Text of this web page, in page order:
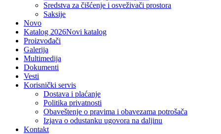
Sredstva za čišćenje i osveživači prostora
Saksije
Novo
Katalog 2026Novi katalog
Proizvođači
Galerija
Multimedija
Dokumenti
Vesti
Korisnički servis
Dostava i plaćanje
Politika privatnosti
Obaveštenje o pravima i obavezama potrošača
Izjava o odustanku ugovora na daljinu
Kontakt